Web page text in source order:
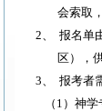
会索取
2、
报名单
区），
3、
报考者
（ 1 ）神学